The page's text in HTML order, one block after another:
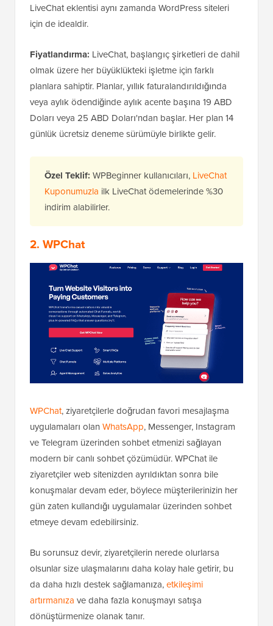
LiveChat eklentisi aynı zamanda WordPress siteleri
için de idealdir.
Fiyatlandırma: LiveChat, başlangıç ​​şirketleri de dahil
olmak üzere her büyüklükteki işletme için farklı
planlara sahiptir. Planlar, yıllık faturalandırıldığında
veya aylık ödendiğinde aylık acente başına 19 ABD
Doları veya 25 ABD Doları'ndan başlar. Her plan 14
günlük ücretsiz deneme sürümüyle birlikte gelir.
Özel Teklif: WPBeginner kullanıcıları, LiveChat
Kuponumuzla ilk LiveChat ödemelerinde %30
indirim alabilirler.
2. WPChat
WPChat, ziyaretçilerle doğrudan favori mesajlaşma
uygulamaları olan WhatsApp, Messenger, Instagram
ve Telegram üzerinden sohbet etmenizi sağlayan
modern bir canlı sohbet çözümüdür. WPChat ile
ziyaretçiler web sitenizden ayrıldıktan sonra bile
konuşmalar devam eder, böylece müşterilerinizin her
gün zaten kullandığı uygulamalar üzerinden sohbet
etmeye devam edebilirsiniz.
Bu sorunsuz devir, ziyaretçilerin nerede olurlarsa
olsunlar size ulaşmalarını daha kolay hale getirir, bu
da daha hızlı destek sağlamanıza,etkileşimi
artırmanıza ve daha fazla konuşmayı satışa
dönüştürmenize olanak tanır.